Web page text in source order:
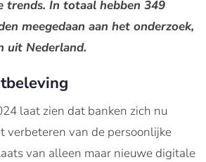
trends. In totaal hebben 349
meegedaan aan het onderzoek,
uit Nederland.
laat zien dat banken zich nu
verbeteren van de persoonlijke
van alleen maar nieuwe digitale